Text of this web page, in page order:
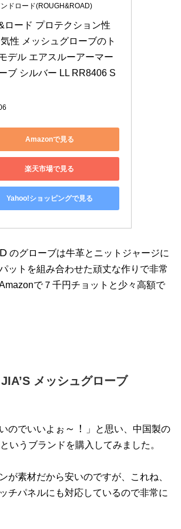
ドロード(ROUGH&ROAD)
ロード プロテクション性
性 メッシュグローブのト
デル エアスルーアーマー
ブ シルバー LL RR8406 S
Amazonで見る
楽天市場で見る
Yahoo!ショッピングで見る
のグローブは牛革とニットジャージに
ットを組み合わせた頑丈な作りで非常
で７千円チョットと少々高額で
JIA’S メッシュグローブ
のでいいよぉ ～！ 」と思い、中国製の
というブランドを購入してみました。
が素材だから安いのですが、これね、
チパネルにも対応しているので非常に